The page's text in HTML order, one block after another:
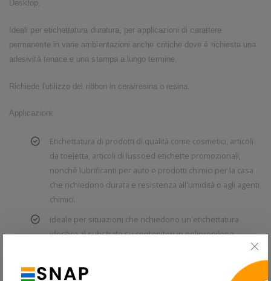
Desktop.
Ideali per etichettatura duratura, per applicazioni di carattere
permanente in varie ambientazioni anche critiche dove è richiesta una
adesività tenace e una stampa a lungo termine.
Richiede l'utilizzo del ribbon in cera/resina o resina.
Applicazioni:
Etichettatura di prodotti di qualità come cosmetici, articoli
da toeletta, articoli di lussoed etichette promozionali,
nonché lubrificanti per auto e prodotti chimici per la casa
che richiedono durata e resistenza all'umidità o agli agenti
chimici.
Ideale per situazioni che richiedono un'etichettatura
identica al substrato su contenitori in polipropilene.